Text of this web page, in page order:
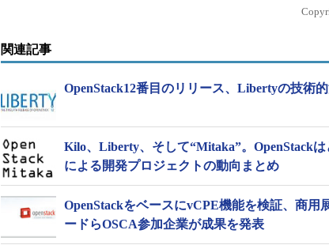
関連記事
OpenStack12番目のリリース、Libertyの技術
Kilo、Liberty、そして“Mitaka”。OpenStack
による開発プロジェクトの動向まとめ
OpenStackをベースにvCPE機能を検証、商
ードらOSCA参加企業が成果を発表